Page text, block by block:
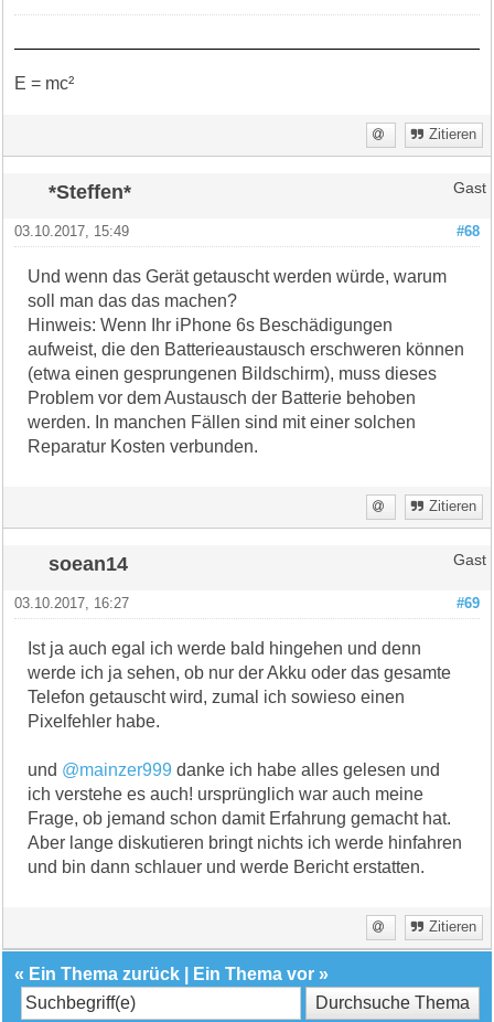
E = mc²
Zitieren
*Steffen* Gast
#68
03.10.2017, 15:49
Und wenn das Gerät getauscht werden würde, warum
soll man das das machen?
Hinweis: Wenn Ihr iPhone 6s Beschädigungen
aufweist, die den Batterieaustausch erschweren können
(etwa einen gesprungenen Bildschirm), muss dieses
Problem vor dem Austausch der Batterie behoben
werden. In manchen Fällen sind mit einer solchen
Reparatur Kosten verbunden.
Zitieren
soean14 Gast
#69
03.10.2017, 16:27
Ist ja auch egal ich werde bald hingehen und denn
werde ich ja sehen, ob nur der Akku oder das gesamte
Telefon getauscht wird, zumal ich sowieso einen
Pixelfehler habe.
und @mainzer999 danke ich habe alles gelesen und
ich verstehe es auch! ursprünglich war auch meine
Frage, ob jemand schon damit Erfahrung gemacht hat.
Aber lange diskutieren bringt nichts ich werde hinfahren
und bin dann schlauer und werde Bericht erstatten.
Zitieren
« Ein Thema zurück Ein Thema vor »